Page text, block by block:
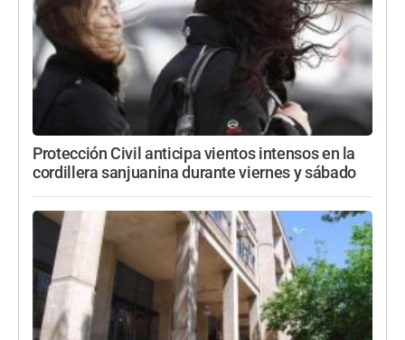
Protección Civil anticipa vientos intensos en la
cordillera sanjuanina durante viernes y sábado